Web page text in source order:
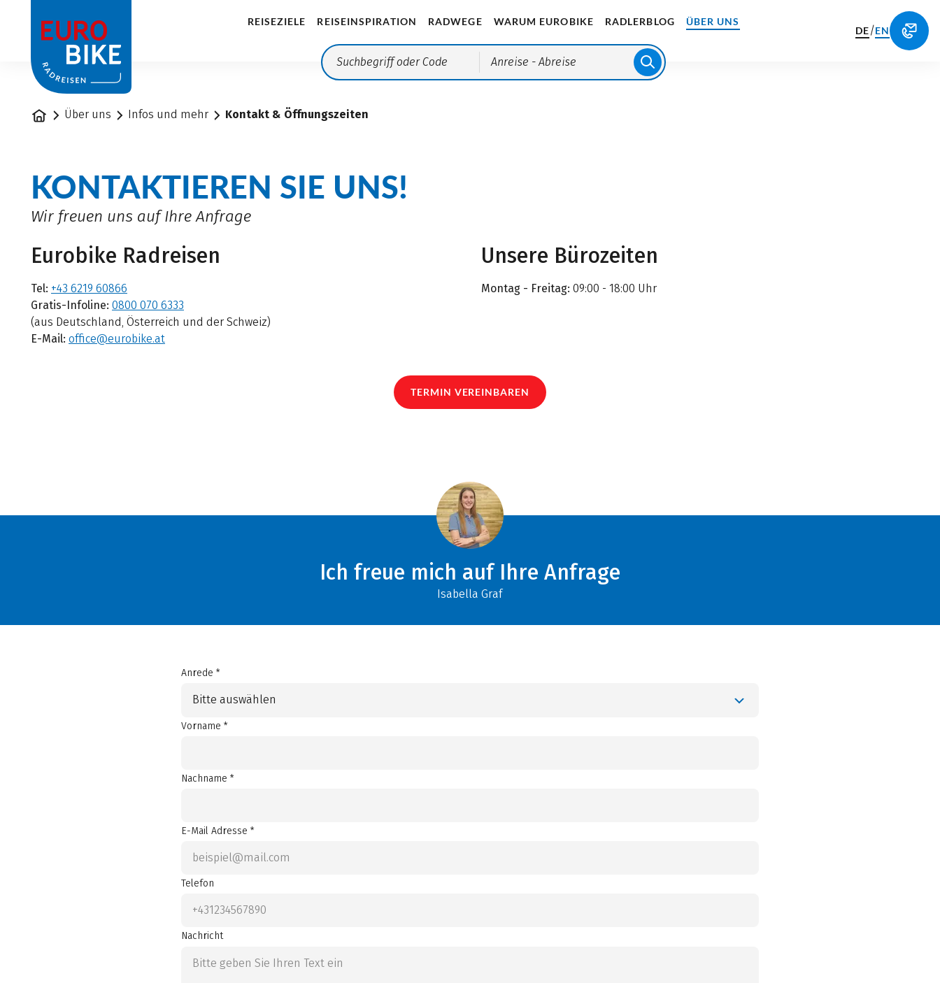
REISEZIELE REISEINSPIRATION RADWEGE WARUM EUROBIKE RADLERBLOG ÜBER UNS
Anreise - Abreise
DE/EN
StartseiteÜber uns Infos und mehr Kontakt & Öffnungszeiten
KONTAKTIEREN SIE UNS!
Wir freuen uns auf Ihre Anfrage
Eurobike Radreisen
Tel: +43 6219 60866
Gratis-Infoline: 0800 070 6333
(aus Deutschland, Österreich und der Schweiz)
E-Mail: office@eurobike.at
Unsere Bürozeiten
Montag - Freitag: 09:00 - 18:00 Uhr
TERMIN VEREINBAREN
Ich freue mich auf Ihre Anfrage
Isabella Graf
Anrede *
Bitte auswählen
Vorname *
Nachname *
E-Mail Adresse *
Telefon
Nachricht